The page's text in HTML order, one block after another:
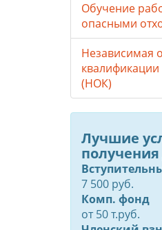
Обучение
опасными
Независимая
(НОК)
Лучшие
получения
7 500 руб.
Комп. фонд
от50т.руб.